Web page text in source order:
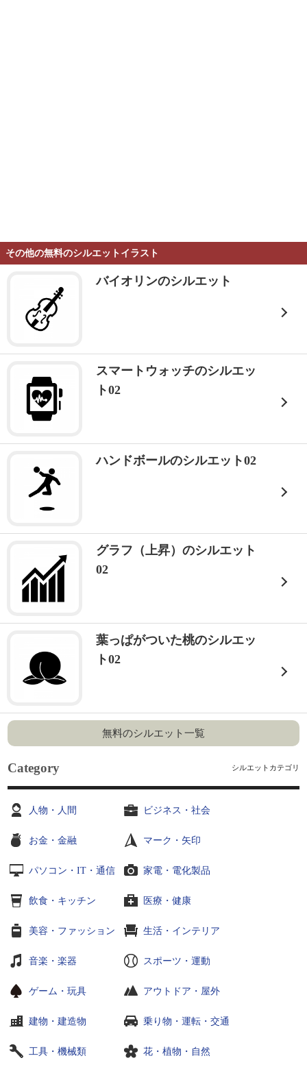
その他の無料のシルエットイラスト
バイオリンのシルエット
スマートウォッチのシルエッ
ト02
ハンドボールのシルエット02
グラフ（上昇）のシルエット
02
葉っぱがついた桃のシルエッ
ト02
無料のシルエット一覧
Category シルエットカテゴリ
人物・人間 ビジネス・社会
お金・金融 マーク・矢印
パソコン・IT・通信 家電・電化製品
飲食・キッチン 医療・健康
美容・ファッション 生活・インテリア
音楽・楽器 スポーツ・運動
ゲーム・玩具 アウトドア・屋外
建物・建造物 乗り物・運転・交通
工具・機械類 花・植物・自然